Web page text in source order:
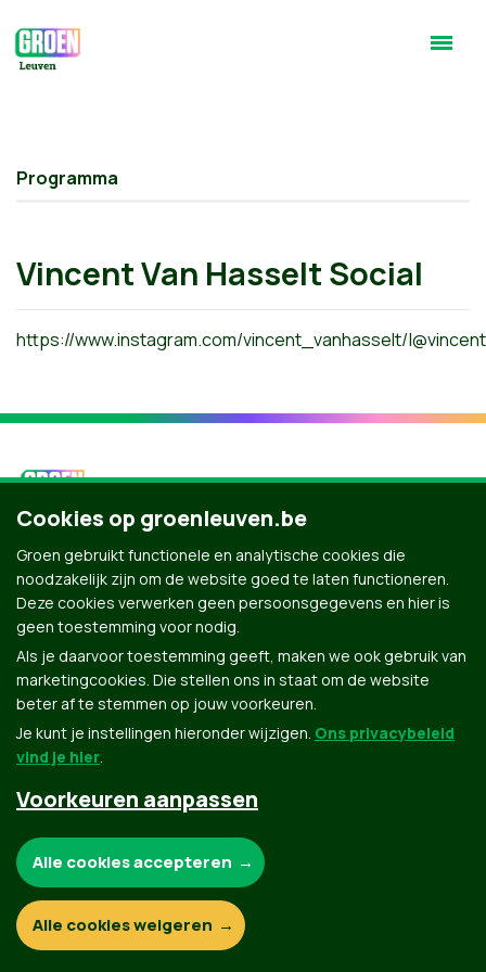
Programma
Vincent Van Hasselt Social
https://www.instagram.com/vincent_vanhasselt/
Groen.be
© Copyright Groen 2026 | Gemaakt metNationBuilder| Gebouwd door
Contact Privacybeleid
Cookies op groenleuven.be
Groen gebruikt functionele en analytische cookies die
noodzakelijk zijn om de website goed te laten functioneren.
Deze cookies verwerken geen persoonsgegevens en hier is
geen toestemming voor nodig.
Als je daarvoor toestemming geeft, maken we ook gebruik van
marketingcookies. Die stellen ons in staat om de website
beter af te stemmen op jouw voorkeuren.
Je kunt je instellingen hieronder wijzigen. Ons privacybeleid
vind je hier.
Voorkeuren aanpassen
Functionele en analytische cookies:
Alle cookies accepteren
Alle cookies weigeren